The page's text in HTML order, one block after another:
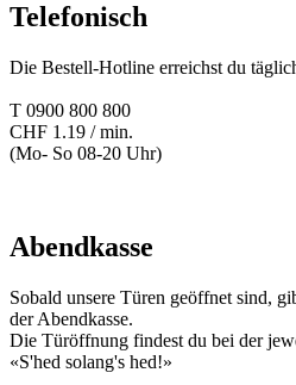
Telefonisch
Die Bestell-Hotline erreichst du
T 0900 800 800
CHF 1.19 / min.
(Mo- So 08-20 Uhr)
Abendkasse
Sobald unsere Türen geöffnet sind,
der Abendkasse.
Die Türöffnung findest du bei der
«S'hed solang's hed!»